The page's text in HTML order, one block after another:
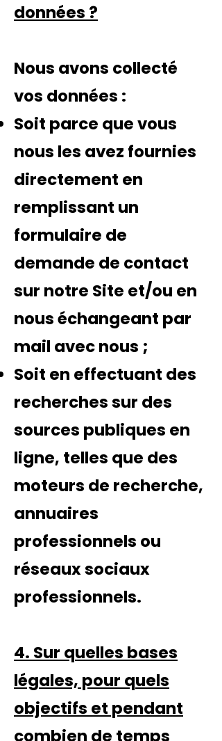
données ?
Nous avons collecté
vos données :
Soit parce que vous
nous les avez fournies
directement en
remplissant un
formulaire de
demande de contact
sur notre Site et/ou en
nous échangeant par
mail avec nous ;
Soit en effectuant des
recherches sur des
sources publiques en
ligne, telles que des
moteurs de recherche,
annuaires
professionnels ou
réseaux sociaux
professionnels.
4. Sur quelles bases
légales, pour quels
objectifs et pendant
combien de temps